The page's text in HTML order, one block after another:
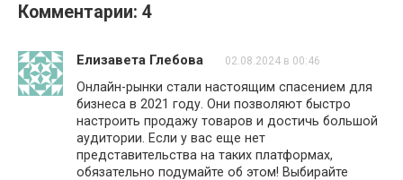
Комментарии: 4
Елизавета Глебова 02.08.2024 в 00:46
Онлайн-рынки стали настоящим спасением для
бизнеса в 2021 году. Они позволяют быстро
настроить продажу товаров и достичь большой
аудитории. Если у вас еще нет
представительства на таких платформах,
обязательно подумайте об этом! Выбирайте